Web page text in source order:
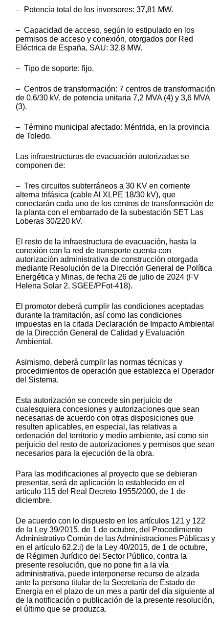
– Potencia total de los inversores: 37,81 MW.
– Capacidad de acceso, según lo estipulado en los
permisos de acceso y conexión, otorgados por Red
Eléctrica de España, SAU: 32,8 MW.
– Tipo de soporte: fijo.
– Centros de transformación: 7 centros de transformación
de 0,6/30 kV, de potencia unitaria 7,2 MVA (4) y 3,6 MVA
(3).
– Término municipal afectado: Méntrida, en la provincia
de Toledo.
Las infraestructuras de evacuación autorizadas se
componen de:
– Tres circuitos subterráneos a 30 KV en corriente
alterna trifásica (cable Al XLPE 18/30 kV), que
conectarán cada uno de los centros de transformación de
la planta con el embarrado de la subestación SET Las
Loberas 30/220 kV.
El resto de la infraestructura de evacuación, hasta la
conexión con la red de transporte cuenta con
autorización administrativa de construcción otorgada
mediante Resolución de la Dirección General de Política
Energética y Minas, de fecha 26 de julio de 2024 (FV
Helena Solar 2, SGEE/PFot-418).
El promotor deberá cumplir las condiciones aceptadas
durante la tramitación, así como las condiciones
impuestas en la citada Declaración de Impacto Ambiental
de la Dirección General de Calidad y Evaluación
Ambiental.
Asimismo, deberá cumplir las normas técnicas y
procedimientos de operación que establezca el Operador
del Sistema.
Esta autorización se concede sin perjuicio de
cualesquiera concesiones y autorizaciones que sean
necesarias de acuerdo con otras disposiciones que
resulten aplicables, en especial, las relativas a
ordenación del territorio y medio ambiente, así como sin
perjuicio del resto de autorizaciones y permisos que sean
necesarios para la ejecución de la obra.
Para las modificaciones al proyecto que se debieran
presentar, será de aplicación lo establecido en el
artículo 115 del Real Decreto 1955/2000, de 1 de
diciembre.
De acuerdo con lo dispuesto en los artículos 121 y 122
de la Ley 39/2015, de 1 de octubre, del Procedimiento
Administrativo Común de las Administraciones Públicas y
en el artículo 62.2.i) de la Ley 40/2015, de 1 de octubre,
de Régimen Jurídico del Sector Público, contra la
presente resolución, que no pone fin a la vía
administrativa, puede interponerse recurso de alzada
ante la persona titular de la Secretaría de Estado de
Energía en el plazo de un mes a partir del día siguiente al
de la notificación o publicación de la presente resolución,
el último que se produzca.